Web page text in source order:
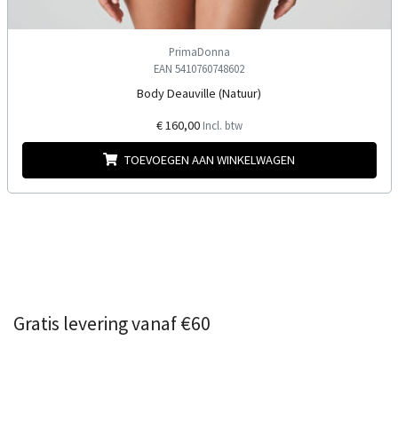
PrimaDonna
EAN 5410760748602
Body Deauville (Natuur)
€ 160,00 Incl. btw
TOEVOEGEN AAN WINKELWAGEN
Gratis levering vanaf €60